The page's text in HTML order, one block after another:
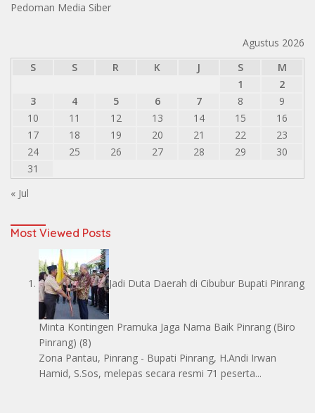
Pedoman Media Siber
Agustus 2026
S
S R K J S
M
1
2
3
4 5 6 7 8
9
10
11 12 13 14 15
16
17
18 19 20 21 22
23
24
25 26 27 28 29
30
31
« Jul
Most Viewed Posts
Jadi Duta Daerah di Cibubur Bupati Pinrang
Minta Kontingen Pramuka Jaga Nama Baik Pinrang (Biro
Pinrang) (8)
Zona Pantau, Pinrang - Bupati Pinrang, H.Andi Irwan
Hamid, S.Sos, melepas secara resmi 71 peserta...